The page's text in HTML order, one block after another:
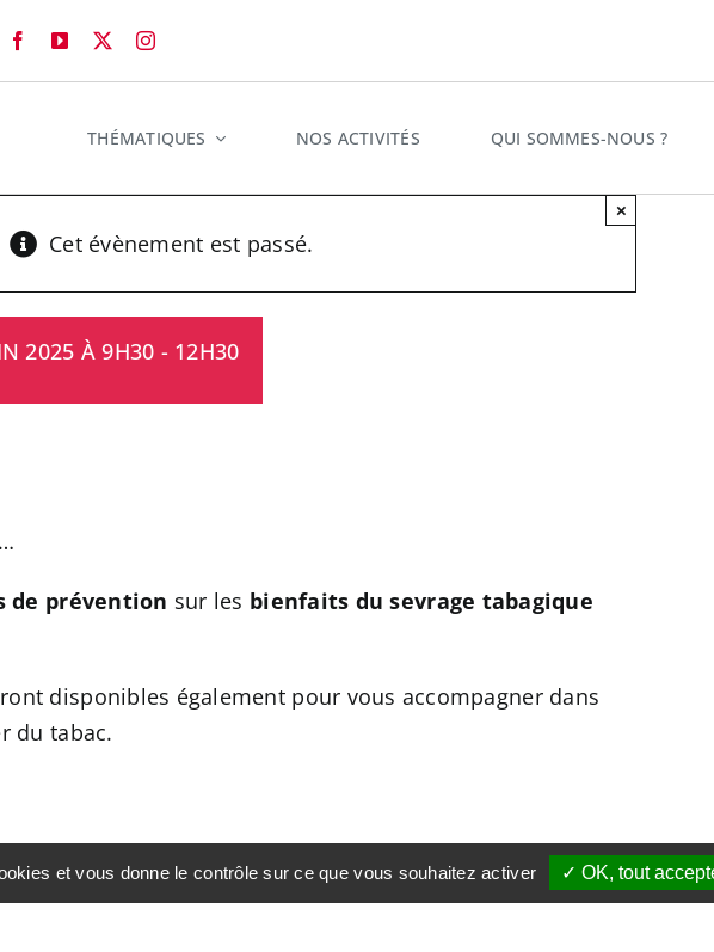
THÉMATIQUES NOS ACTIVITÉS QUI SOMMES-NOUS ?
Cet évènement est passé.
×
2025 À 9H30 - 12H30
de prévention sur les bienfaits du sevrage tabagique
disponibles également pour vous accompagner dans
du tabac.
et vous donne le contrôle sur ce que vous souhaitez activer ✓ OK, tout